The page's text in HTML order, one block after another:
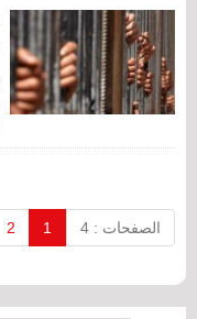
الصفحات : 4 1
2